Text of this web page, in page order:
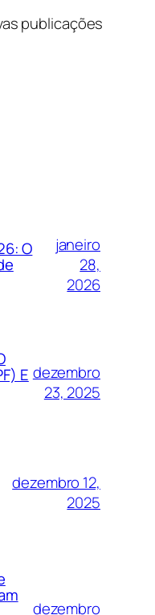
publicações
O
janeiro
28,
2026
E dezembro
23, 2025
dezembro 12,
2025
dezembro